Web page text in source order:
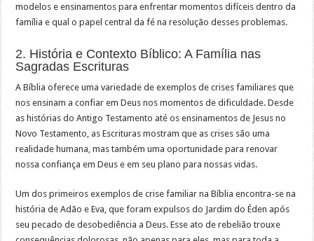
modelos e ensinamentos para enfrentar momentos difíceis dentro da
família e qual o papel central da fé na resolução desses problemas.
2. História e Contexto Bíblico: A Família nas
Sagradas Escrituras
A Bíblia oferece uma variedade de exemplos de crises familiares que
nos ensinam a confiar em Deus nos momentos de dificuldade. Desde
as histórias do Antigo Testamento até os ensinamentos de Jesus no
Novo Testamento, as Escrituras mostram que as crises são uma
realidade humana, mas também uma oportunidade para renovar
nossa confiança em Deus e em seu plano para nossas vidas.
Um dos primeiros exemplos de crise familiar na Bíblia encontra-se na
história de Adão e Eva, que foram expulsos do Jardim do Éden após
seu pecado de desobediência a Deus. Esse ato de rebelião trouxe